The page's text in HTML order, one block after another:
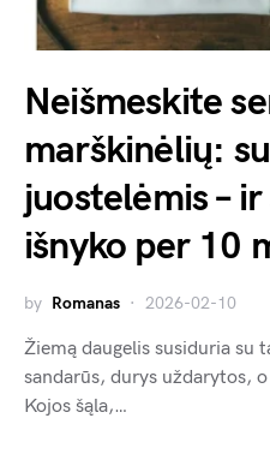
Neišmeskite
marškinėlių:
juostelėmis –
išnyko per 10
by Romanas 2026-02-10
Žiemą daugelis susiduria su
sandarūs, durys uždarytos,
Kojos šąla,…